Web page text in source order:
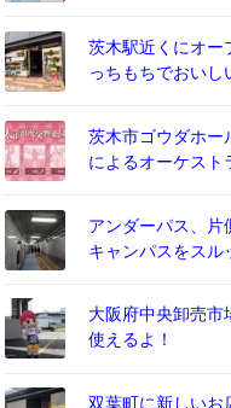
茨木駅近くにオー
っちもちでおいし
茨木市ゴウダホー
によるオーケスト
アンダーパス、片
キャンパスをスル
大阪府中央卸売市
使えるよ！
双葉町に新しいお